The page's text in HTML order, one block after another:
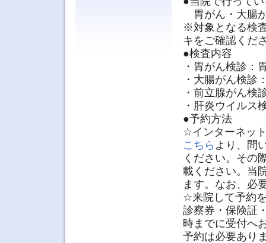
胃がん・大腸
※対象となる検
キをご確認くだ
●検査内容
・胃がん検診：
・大腸がん検診
・前立腺がん検
・肝炎ウイル
●予約方法
☆インターネッ
こちら より、問
ください。その
載ください。当
ます。なお、必
☆来院して予約
診察券・保険証
時までに受付へ
予約は必要あり